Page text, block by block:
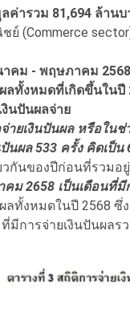
ค่ารวม 81,694 ล้าน
(Commerce
คม - พฤษภาคม
ลทั้งหมดที่เกิดขึ้นใน
นปันผลจ่าย
จ่ายเงินปันผล หรือใ
นผล 533 ครั้ง คิดเป็
วกันของปีก่อนที่รวมอ
คม 2658 เป็นเดือนที่
ลทั้งหมดในปี 2568 ซึ่
มีการจ่ายเงินปันผลร